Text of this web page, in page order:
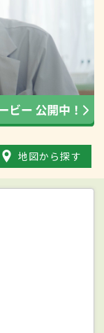
地図から探す